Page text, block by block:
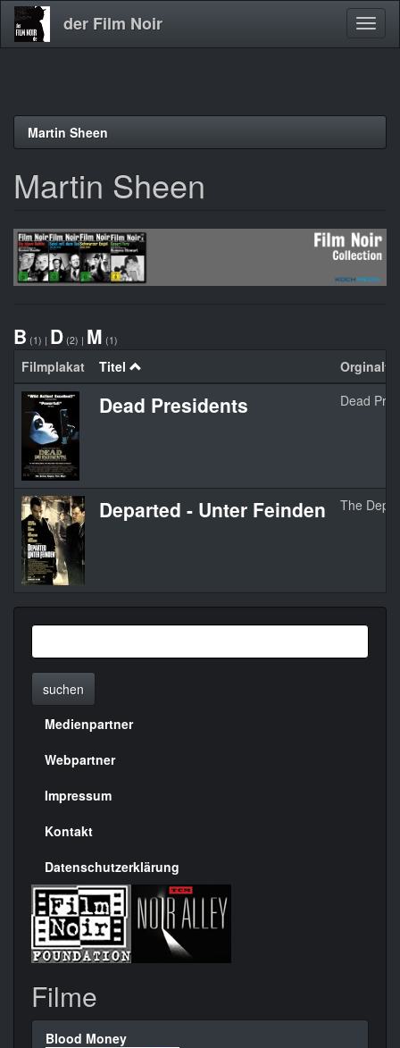
Direkt
der Film Noir
Martin Sheen
Martin Sheen
B (1) | D (2) | M (1)
Filmplakat Titel
Dead Presidents Dead
Departed - Unter Feinden The
suchen
Menülinks
rechte
Seite
Medienpartner
Webpartner
Impressum
Kontakt
Datenschutzerklärung
Filme
Blood Money